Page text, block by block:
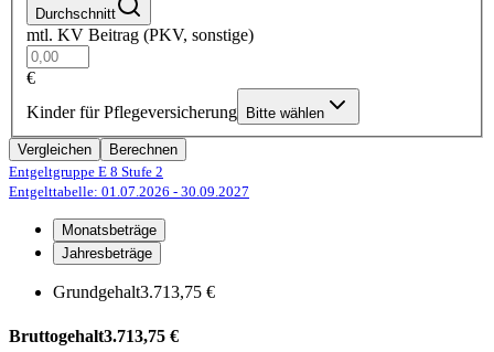
Durchschnitt
mtl. KV Beitrag (PKV, sonstige)
€
Kinder für Pflegeversicherung
Bitte wählen
Vergleichen
Berechnen
Entgeltgruppe E 8 Stufe 2
Entgelttabelle: 01.07.2026 - 30.09.2027
Monatsbeträge
Jahresbeträge
Grundgehalt3.713,75 €
Bruttogehalt3.713,75 €